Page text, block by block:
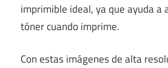
imprimible ideal, ya que ayuda a
tóner cuando imprime.
Con estas imágenes de alta